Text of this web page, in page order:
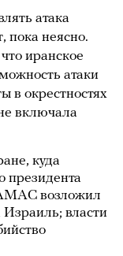
атака
пока неясно.
иранское
атаки
в окрестностях
включала
куда
президента
возложил
Израиль; власти